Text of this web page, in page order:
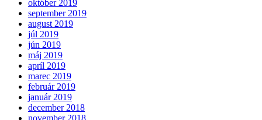
október 2019
september 2019
august 2019
júl 2019
jún 2019
máj 2019
apríl 2019
marec 2019
február 2019
január 2019
december 2018
november 2018